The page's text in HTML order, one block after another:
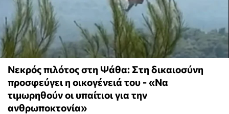
Νεκρός πιλότος στη Ψάθα: Στη δικαιοσύνη
προσφεύγει η οικογένειά του - «Να
τιμωρηθούν οι υπαίτιοι για την
ανθρωποκτονία»